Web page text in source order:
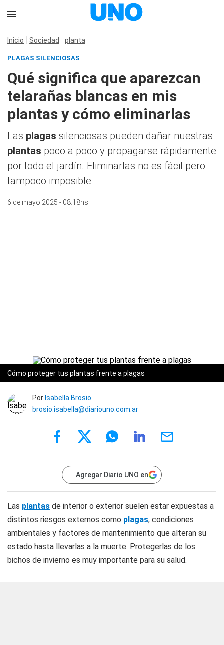
Inicio Sociedad planta
PLAGAS SILENCIOSAS
Qué significa que aparezcan
telarañas blancas en mis
plantas y cómo eliminarlas
Las plagas silenciosas pueden dañar nuestras
plantas poco a poco y propagarse rápidamente
por todo el jardín. Eliminarlas no es fácil pero
tampoco imposible
6 de mayo 2025 - 08:18hs
Cómo proteger tus plantas frente a plagas
Por Isabella Brosio
brosio.isabella@diariouno.com.ar
Agregar Diario UNO en
Las plantas de interior o exterior suelen estar expuestas a
distintos riesgos externos como plagas, condiciones
ambientales y factores de mantenimiento que alteran su
estado hasta llevarlas a la muerte. Protegerlas de los
bichos de invierno es muy importante para su salud.